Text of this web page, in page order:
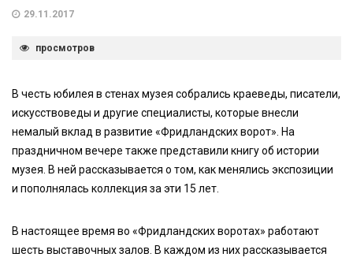
29.11.2017
просмотров
В честь юбилея в стенах музея собрались краеведы, писатели,
искусствоведы и другие специалисты, которые внесли
немалый вклад в развитие «Фридландских ворот». На
праздничном вечере также представили книгу об истории
музея. В ней рассказывается о том, как менялись экспозиции
и пополнялась коллекция за эти 15 лет.
В настоящее время во «Фридландских воротах» работают
шесть выставочных залов. В каждом из них рассказывается